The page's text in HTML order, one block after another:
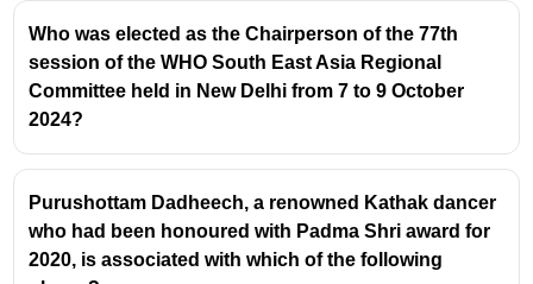
Who was elected as the Chairperson of the 77th
session of the WHO South East Asia Regional
Committee held in New Delhi from 7 to 9 October
2024?
Purushottam Dadheech, a renowned Kathak dancer
who had been honoured with Padma Shri award for
2020, is associated with which of the following